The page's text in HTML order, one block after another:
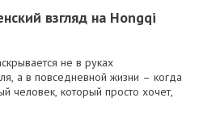
взгляд на Hongqi
не в руках
а в повседневной жизни – когда
человек, который просто хочет,